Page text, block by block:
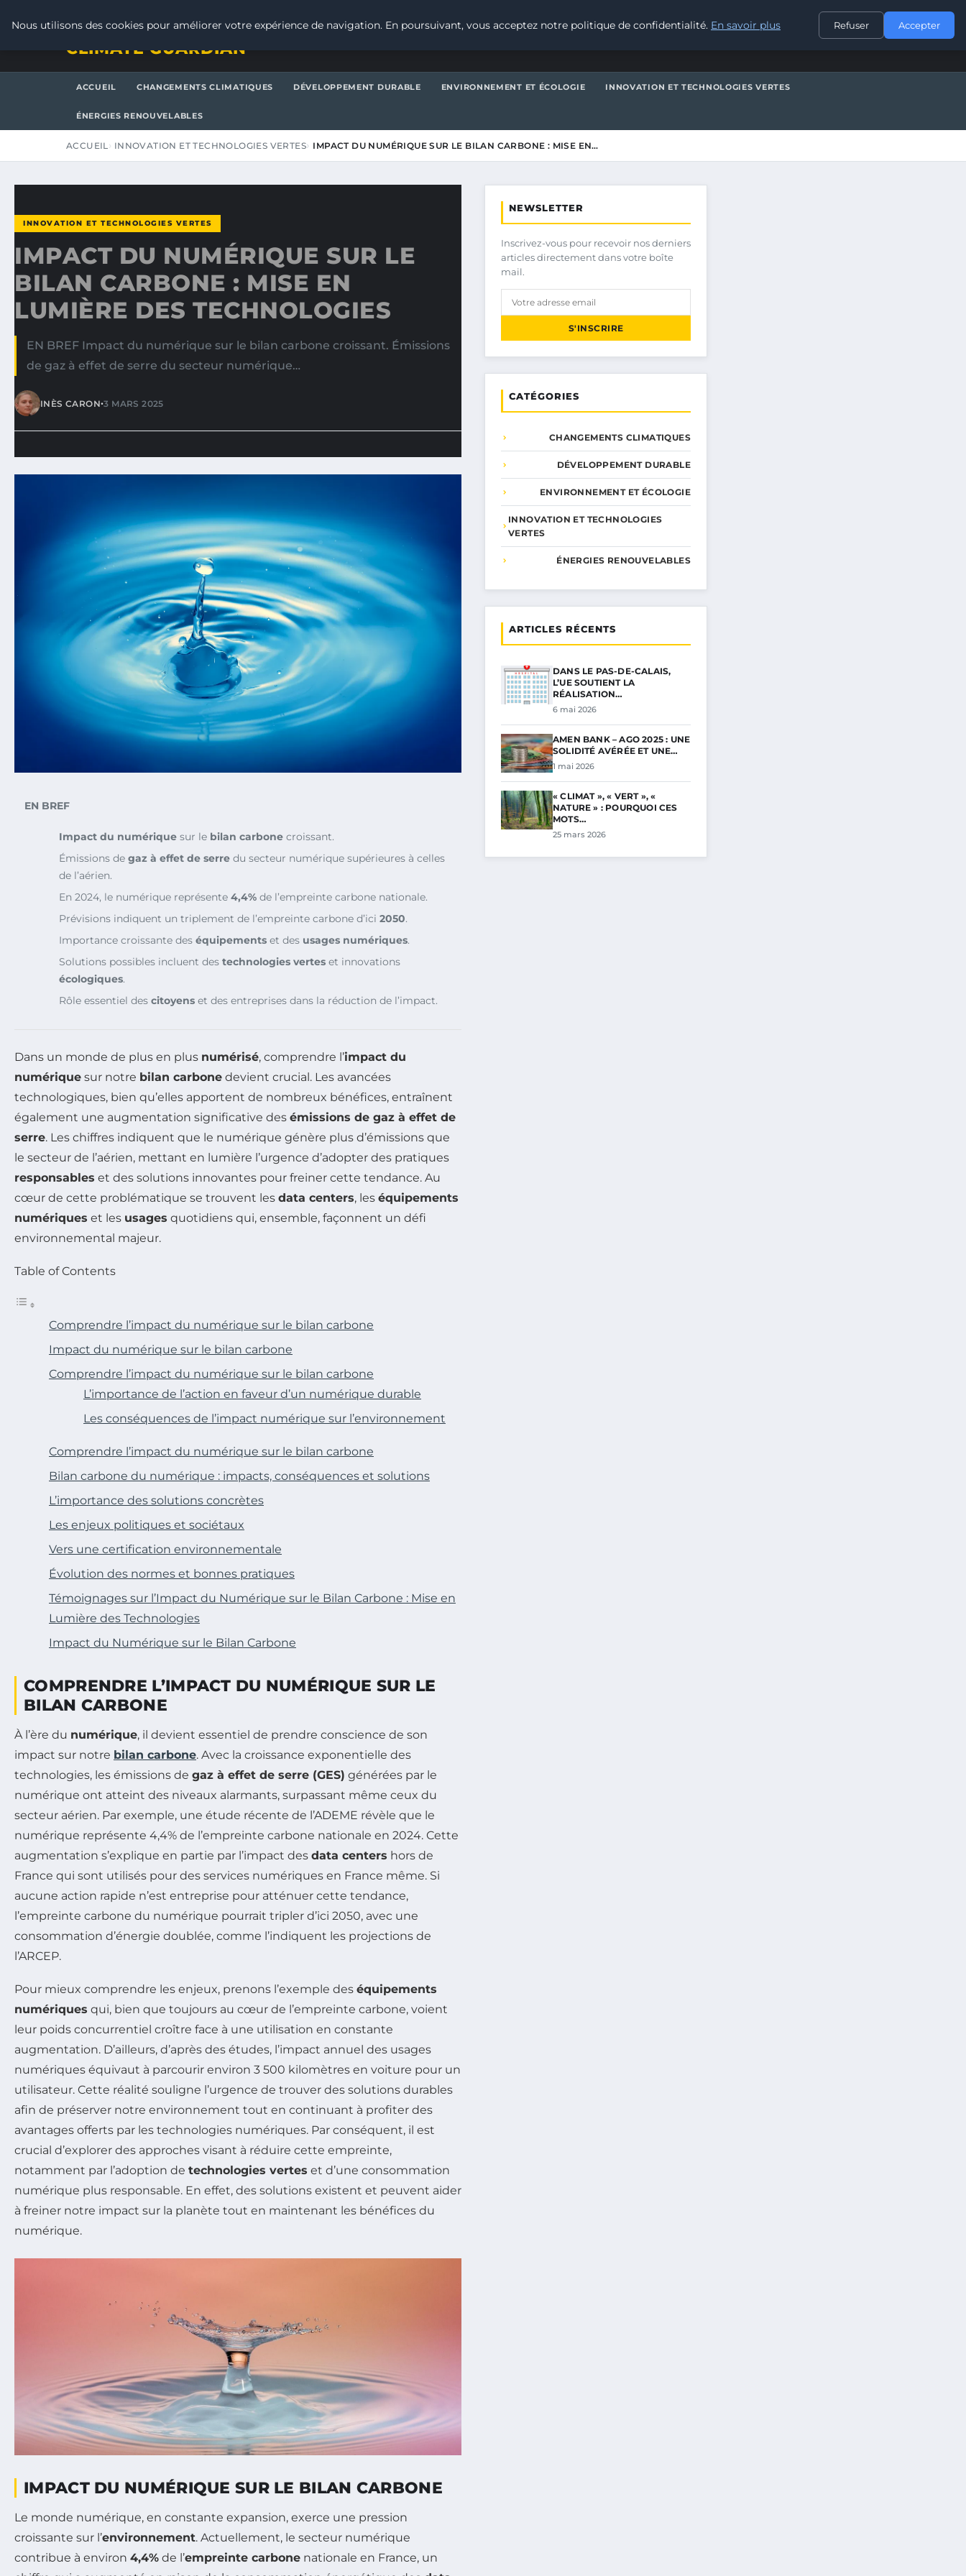
CONTACT
CLIMATE GUARDIAN
ACCUEIL CHANGEMENTS CLIMATIQUES DÉVELOPPEMENT DURABLE ENVIRONNEMENT ET ÉCOLOGIE INNOVATION ET TECHNOLOGIES VERTES
ÉNERGIES RENOUVELABLES
ACCUEIL INNOVATION ET TECHNOLOGIES VERTES IMPACT DU NUMÉRIQUE SUR LE BILAN CARBONE : MISE EN…
INNOVATION ET TECHNOLOGIES VERTES
IMPACT DU NUMÉRIQUE SUR LE
BILAN CARBONE : MISE EN
LUMIÈRE DES TECHNOLOGIES
EN BREF Impact du numérique sur le bilan carbone croissant. Émissions
de gaz à effet de serre du secteur numérique…
INÈS CARON•3 MARS 2025
EN BREF
Impact du numérique sur le bilan carbone croissant.
Émissions de gaz à effet de serre du secteur numérique supérieures à celles
de l’aérien.
En 2024, le numérique représente 4,4% de l’empreinte carbone nationale.
Prévisions indiquent un triplement de l’empreinte carbone d’ici 2050.
Importance croissante des équipements et des usages numériques.
Solutions possibles incluent des technologies vertes et innovations
écologiques.
Rôle essentiel des citoyens et des entreprises dans la réduction de l’impact.
Dans un monde de plus en plus numérisé, comprendre l’impact du
numérique sur notre bilan carbone devient crucial. Les avancées
technologiques, bien qu’elles apportent de nombreux bénéfices, entraînent
également une augmentation significative des émissions de gaz à effet de
serre. Les chiffres indiquent que le numérique génère plus d’émissions que
le secteur de l’aérien, mettant en lumière l’urgence d’adopter des pratiques
responsables et des solutions innovantes pour freiner cette tendance. Au
cœur de cette problématique se trouvent les data centers, les équipements
numériques et les usages quotidiens qui, ensemble, façonnent un défi
environnemental majeur.
Table of Contents
Comprendre l’impact du numérique sur le bilan carbone
Impact du numérique sur le bilan carbone
Comprendre l’impact du numérique sur le bilan carbone
L’importance de l’action en faveur d’un numérique durable
Les conséquences de l’impact numérique sur l’environnement
Comprendre l’impact du numérique sur le bilan carbone
Bilan carbone du numérique : impacts, conséquences et solutions
L’importance des solutions concrètes
Les enjeux politiques et sociétaux
Vers une certification environnementale
Évolution des normes et bonnes pratiques
Témoignages sur l’Impact du Numérique sur le Bilan Carbone : Mise en
Lumière des Technologies
Impact du Numérique sur le Bilan Carbone
COMPRENDRE L’IMPACT DU NUMÉRIQUE SUR LE
BILAN CARBONE
À l’ère du numérique, il devient essentiel de prendre conscience de son
impact sur notre bilan carbone. Avec la croissance exponentielle des
technologies, les émissions de gaz à effet de serre (GES) générées par le
numérique ont atteint des niveaux alarmants, surpassant même ceux du
secteur aérien. Par exemple, une étude récente de l’ADEME révèle que le
numérique représente 4,4% de l’empreinte carbone nationale en 2024. Cette
augmentation s’explique en partie par l’impact des data centers hors de
France qui sont utilisés pour des services numériques en France même. Si
aucune action rapide n’est entreprise pour atténuer cette tendance,
l’empreinte carbone du numérique pourrait tripler d’ici 2050, avec une
consommation d’énergie doublée, comme l’indiquent les projections de
l’ARCEP.
Pour mieux comprendre les enjeux, prenons l’exemple des équipements
numériques qui, bien que toujours au cœur de l’empreinte carbone, voient
leur poids concurrentiel croître face à une utilisation en constante
augmentation. D’ailleurs, d’après des études, l’impact annuel des usages
numériques équivaut à parcourir environ 3 500 kilomètres en voiture pour un
utilisateur. Cette réalité souligne l’urgence de trouver des solutions durables
afin de préserver notre environnement tout en continuant à profiter des
avantages offerts par les technologies numériques. Par conséquent, il est
crucial d’explorer des approches visant à réduire cette empreinte,
notamment par l’adoption de technologies vertes et d’une consommation
numérique plus responsable. En effet, des solutions existent et peuvent aider
à freiner notre impact sur la planète tout en maintenant les bénéfices du
numérique.
IMPACT DU NUMÉRIQUE SUR LE BILAN CARBONE
Le monde numérique, en constante expansion, exerce une pression
croissante sur l’environnement. Actuellement, le secteur numérique
contribue à environ 4,4% de l’empreinte carbone nationale en France, un
NEWSLETTER
Inscrivez-vous pour recevoir nos derniers
articles directement dans votre boîte
mail.
S'INSCRIRE
CATÉGORIES
CHANGEMENTS CLIMATIQUES
DÉVELOPPEMENT DURABLE
ENVIRONNEMENT ET ÉCOLOGIE
INNOVATION ET TECHNOLOGIES
VERTES
ÉNERGIES RENOUVELABLES
ARTICLES RÉCENTS
DANS LE PAS-DE-CALAIS,
L’UE SOUTIENT LA
RÉALISATION…
6 mai 2026
AMEN BANK – AGO 2025 : UNE
SOLIDITÉ AVÉRÉE ET UNE…
1 mai 2026
« CLIMAT », « VERT », «
NATURE » : POURQUOI CES
MOTS…
25 mars 2026
Nous utilisons des cookies pour améliorer votre expérience de navigation. En poursuivant, vous acceptez notre politique de confidentialité. En savoir plus Refuser Accepter